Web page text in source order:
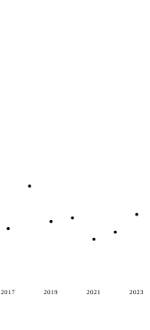
2017 2019 2021 2023